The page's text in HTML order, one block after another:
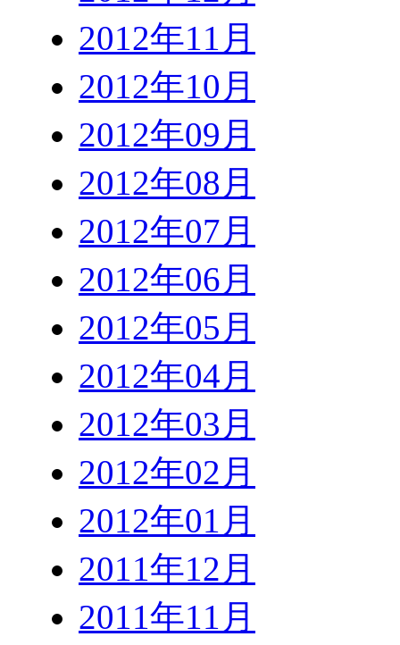
2012年11月
2012年10月
2012年09月
2012年08月
2012年07月
2012年06月
2012年05月
2012年04月
2012年03月
2012年02月
2012年01月
2011年12月
2011年11月